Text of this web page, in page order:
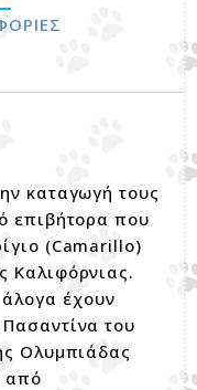
καταγωγή τους
επιβήτορα που
(Camarillo)
Καλιφόρνιας.
έχουν
του
Ολυμπιάδας
από